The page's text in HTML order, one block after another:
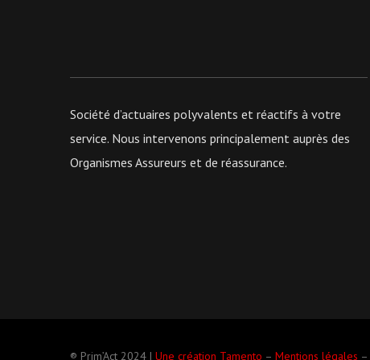
Société d’actuaires polyvalents et réactifs à votre
service. Nous intervenons principalement auprès des
Organismes Assureurs et de réassurance.
® Prim’Act 2024 | Une création Tamento – Mentions légales –